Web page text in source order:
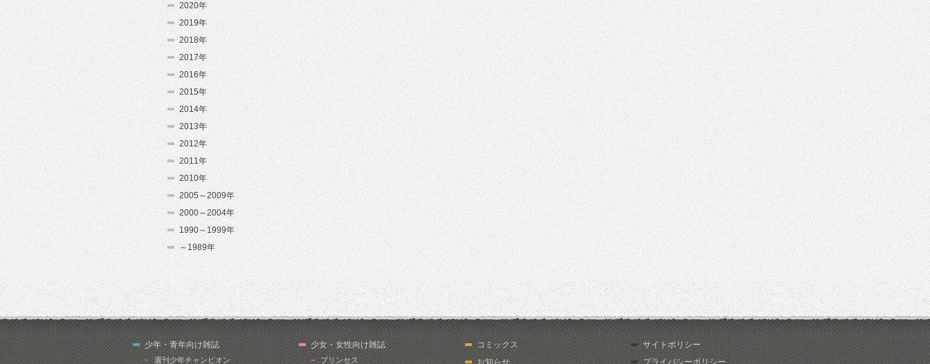
2020年
2019年
2018年
2017年
2016年
2015年
2014年
2013年
2012年
2011年
2010年
2005～2009年
2000～2004年
1990～1999年
～1989年
少年・青年向け雑誌
週刊少年チャンピオン
少女・女性向け雑誌
プリンセス
コミックス
お知らせ
サイトポリシー
プライバシーポリシー